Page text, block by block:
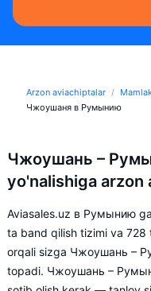
Arzon aviachiptalar
Чжоушаня в Румынию
Чжоушань –
yo'nalishiga arzon
Aviasales.uz в Румынию
ta band qilish tizimi va
orqali sizga Чжоушань –
topadi. Чжоушань –